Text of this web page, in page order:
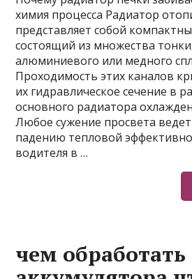
химия процесса Радиатор
представляет собой
состоящий из множества
алюминиевого или медного
Проходимость этих каналов
их гидравлическое сечение в
основного радиатора
Любое сужение просвета
падению тепловой
водителя в …
чем